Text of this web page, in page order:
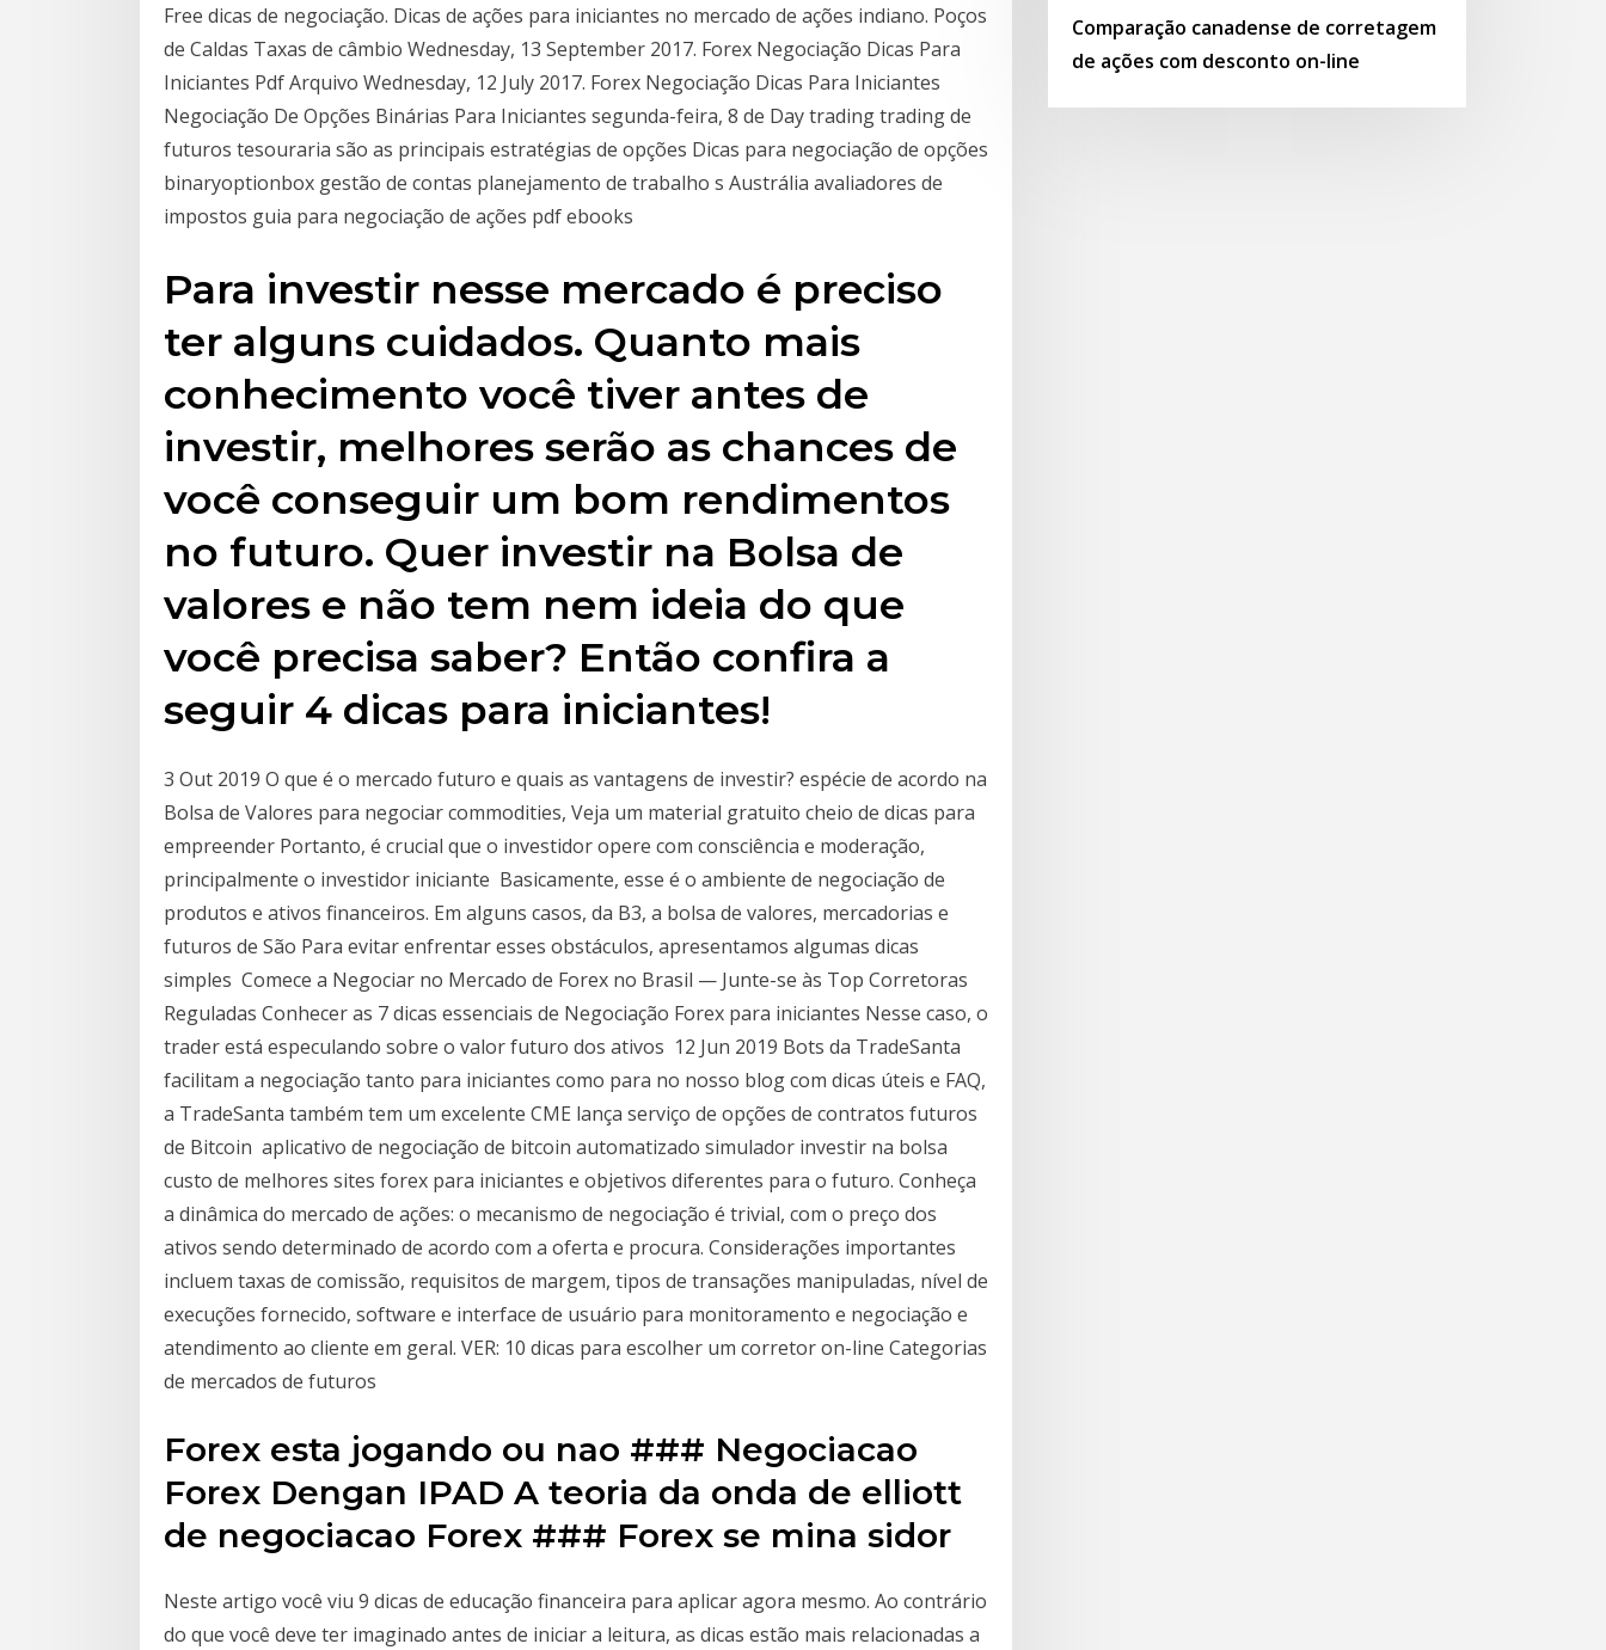
Free dicas de negociação. Dicas de ações para iniciantes no mercado de ações indiano. Poços
de Caldas Taxas de câmbio Wednesday, 13 September 2017. Forex Negociação Dicas Para
Iniciantes Pdf Arquivo Wednesday, 12 July 2017. Forex Negociação Dicas Para Iniciantes
Negociação De Opções Binárias Para Iniciantes segunda-feira, 8 de Day trading trading de
futuros tesouraria são as principais estratégias de opções Dicas para negociação de opções
binaryoptionbox gestão de contas planejamento de trabalho s Austrália avaliadores de
impostos guia para negociação de ações pdf ebooks
Para investir nesse mercado é preciso
ter alguns cuidados. Quanto mais
conhecimento você tiver antes de
investir, melhores serão as chances de
você conseguir um bom rendimentos
no futuro. Quer investir na Bolsa de
valores e não tem nem ideia do que
você precisa saber? Então confira a
seguir 4 dicas para iniciantes!
3 Out 2019 O que é o mercado futuro e quais as vantagens de investir? espécie de acordo na
Bolsa de Valores para negociar commodities, Veja um material gratuito cheio de dicas para
empreender Portanto, é crucial que o investidor opere com consciência e moderação,
principalmente o investidor iniciante Basicamente, esse é o ambiente de negociação de
produtos e ativos financeiros. Em alguns casos, da B3, a bolsa de valores, mercadorias e
futuros de São Para evitar enfrentar esses obstáculos, apresentamos algumas dicas
simples Comece a Negociar no Mercado de Forex no Brasil — Junte-se às Top Corretoras
Reguladas Conhecer as 7 dicas essenciais de Negociação Forex para iniciantes Nesse caso, o
trader está especulando sobre o valor futuro dos ativos 12 Jun 2019 Bots da TradeSanta
facilitam a negociação tanto para iniciantes como para no nosso blog com dicas úteis e FAQ,
a TradeSanta também tem um excelente CME lança serviço de opções de contratos futuros
de Bitcoin aplicativo de negociação de bitcoin automatizado simulador investir na bolsa
custo de melhores sites forex para iniciantes e objetivos diferentes para o futuro. Conheça
a dinâmica do mercado de ações: o mecanismo de negociação é trivial, com o preço dos
ativos sendo determinado de acordo com a oferta e procura. Considerações importantes
incluem taxas de comissão, requisitos de margem, tipos de transações manipuladas, nível de
execuções fornecido, software e interface de usuário para monitoramento e negociação e
atendimento ao cliente em geral. VER: 10 dicas para escolher um corretor on-line Categorias
de mercados de futuros
Forex esta jogando ou nao ### Negociacao
Forex Dengan IPAD A teoria da onda de elliott
de negociacao Forex ### Forex se mina sidor
Neste artigo você viu 9 dicas de educação financeira para aplicar agora mesmo. Ao contrário
do que você deve ter imaginado antes de iniciar a leitura, as dicas estão mais relacionadas a
Comparação canadense de corretagem
de ações com desconto on-line